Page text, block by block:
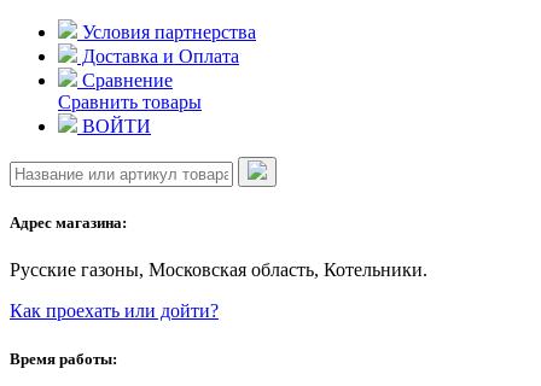
Skip
content
Условия партнерства
Доставка и Оплата
Сравнение
Сравнить товары
ВОЙТИ
Адрес магазина:
Русские газоны, Московская область, Котельники.
Как проехать или дойти?
Время работы: